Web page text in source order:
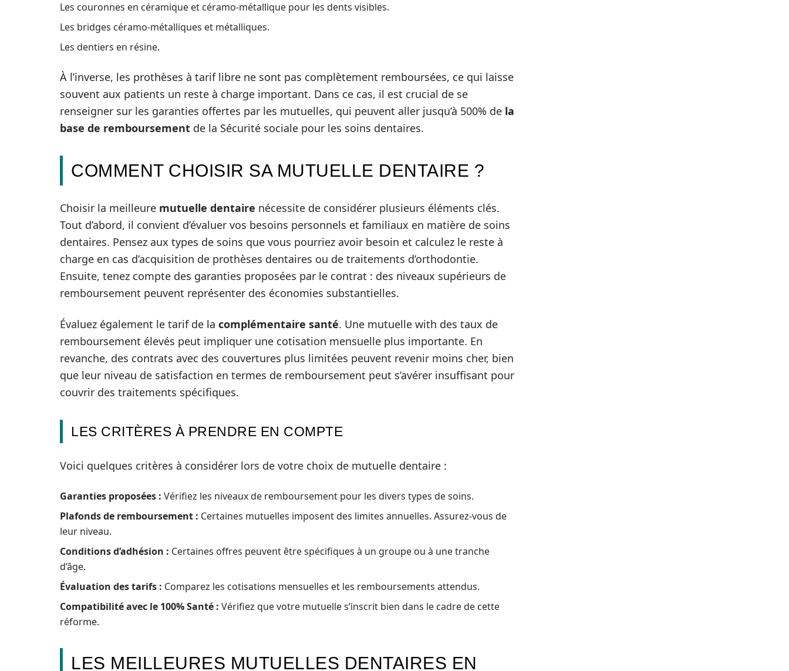
Les couronnes en céramique et céramo-métallique pour les dents visibles.
Les bridges céramo-métalliques et métalliques.
Les dentiers en résine.
À l’inverse, les prothèses à tarif libre ne sont pas complètement remboursées, ce qui laisse
souvent aux patients un reste à charge important. Dans ce cas, il est crucial de se
renseigner sur les garanties offertes par les mutuelles, qui peuvent aller jusqu’à 500% de la
base de remboursement de la Sécurité sociale pour les soins dentaires.
COMMENT CHOISIR SA MUTUELLE DENTAIRE ?
Choisir la meilleure mutuelle dentaire nécessite de considérer plusieurs éléments clés.
Tout d’abord, il convient d’évaluer vos besoins personnels et familiaux en matière de soins
dentaires. Pensez aux types de soins que vous pourriez avoir besoin et calculez le reste à
charge en cas d’acquisition de prothèses dentaires ou de traitements d’orthodontie.
Ensuite, tenez compte des garanties proposées par le contrat : des niveaux supérieurs de
remboursement peuvent représenter des économies substantielles.
Évaluez également le tarif de la complémentaire santé. Une mutuelle with des taux de
remboursement élevés peut impliquer une cotisation mensuelle plus importante. En
revanche, des contrats avec des couvertures plus limitées peuvent revenir moins cher, bien
que leur niveau de satisfaction en termes de remboursement peut s’avérer insuffisant pour
couvrir des traitements spécifiques.
LES CRITÈRES À PRENDRE EN COMPTE
Voici quelques critères à considérer lors de votre choix de mutuelle dentaire :
Garanties proposées : Vérifiez les niveaux de remboursement pour les divers types de soins.
Plafonds de remboursement : Certaines mutuelles imposent des limites annuelles. Assurez-vous de
leur niveau.
Conditions d’adhésion : Certaines offres peuvent être spécifiques à un groupe ou à une tranche
d’âge.
Évaluation des tarifs : Comparez les cotisations mensuelles et les remboursements attendus.
Compatibilité avec le 100% Santé : Vérifiez que votre mutuelle s’inscrit bien dans le cadre de cette
réforme.
LES MEILLEURES MUTUELLES DENTAIRES EN